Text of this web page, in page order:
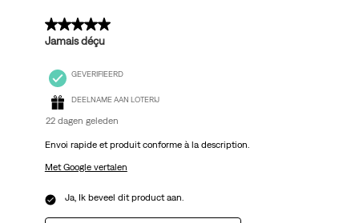
5 van 5 sterren.
Jamais déçu
GEVERIFIEERD
DEELNAME AAN LOTERIJ
22 dagen geleden
Envoi rapide et produit conforme à la description.
Met Google vertalen
Ja, Ik beveel dit product aan.